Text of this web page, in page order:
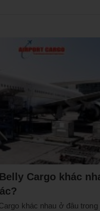
Cargo khác
khác nhau ở đâu trong